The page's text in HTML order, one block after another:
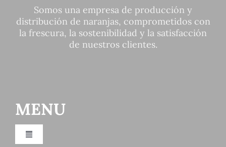
Somos una empresa de producción y
distribución de naranjas, comprometidos con
la frescura, la sostenibilidad y la satisfacción
de nuestros clientes.
MENU
Toggle